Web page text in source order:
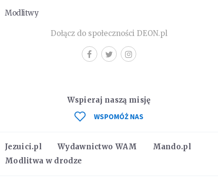
Modlitwy
Dołącz do społeczności DEON.pl
Jezuici.pl Wydawnictwo WAM
Mando.pl
Modlitwa w drodze
Wspieraj naszą misję
WSPOMÓŻ NAS